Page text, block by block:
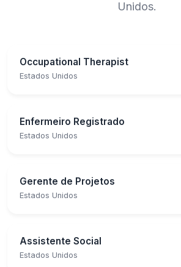
Unidos.
Occupational Therapist
Estados Unidos
Enfermeiro Registrado
Estados Unidos
Gerente de Projetos
Estados Unidos
Assistente Social
Estados Unidos